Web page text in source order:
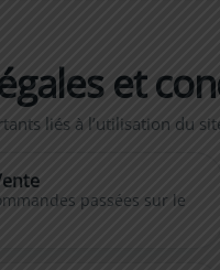
et
liés à l’utilisation du
passées sur le